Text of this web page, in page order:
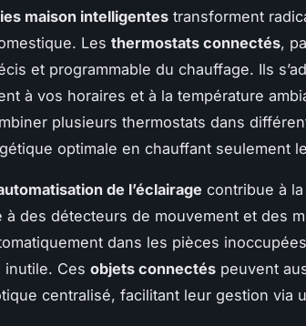
maison intelligentes transforment
Les thermostats connectés,
et programmable du chauffage. Ils
à vos horaires et à la température
plusieurs thermostats dans
optimale en chauffant seulement
de l’éclairage contribue à
à des détecteurs de mouvement et des
dans les pièces
inutile. Ces objets connectés peuvent
centralisé, facilitant leur gestion via